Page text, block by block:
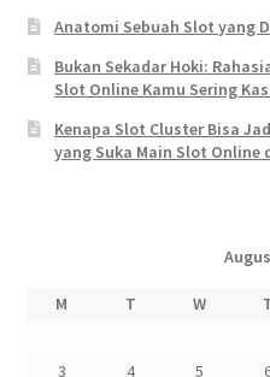
Anatomi Sebuah Slot yang
Bukan Sekadar Hoki:
Slot Online Kamu Sering
Kenapa Slot Cluster Bisa
yang Suka Main Slot Online
M T W
3
4 5